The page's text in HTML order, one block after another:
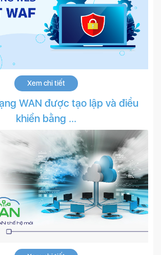
Xem chi tiết
WAN được tạo lập và điều
khiển bằng ...